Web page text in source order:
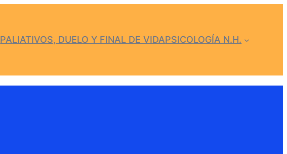
PALIATIVOS, DUELO Y FINAL DE VIDAPSICOLOGÍA N.H.